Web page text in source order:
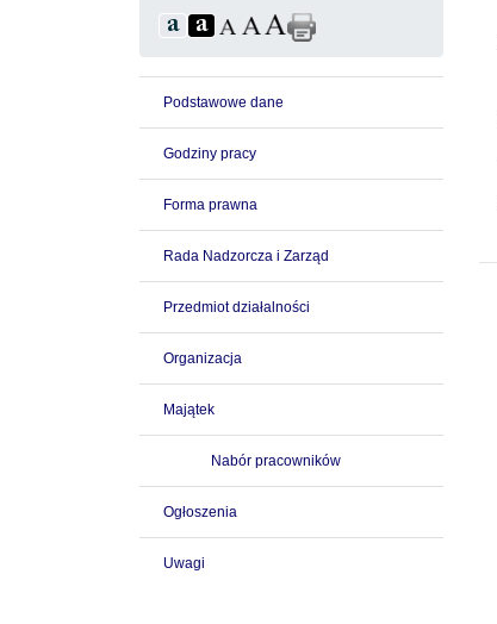
Podstawowe dane
Godziny pracy
Forma prawna
Rada Nadzorcza i Zarząd
Przedmiot działalności
Organizacja
Majątek
Nabór pracowników
Ogłoszenia
Uwagi